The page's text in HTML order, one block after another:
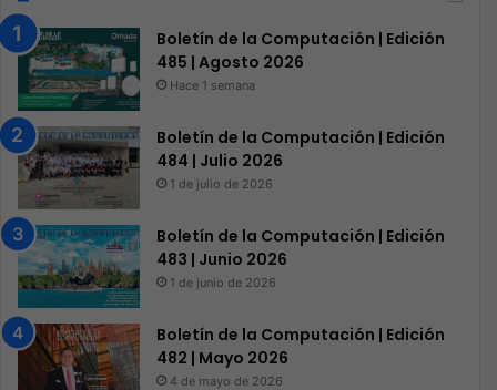
Boletín de la Computación | Edición
485 | Agosto 2026
Hace 1 semana
Boletín de la Computación | Edición
484 | Julio 2026
1 de julio de 2026
Boletín de la Computación | Edición
483 | Junio 2026
1 de junio de 2026
Boletín de la Computación | Edición
482 | Mayo 2026
4 de mayo de 2026